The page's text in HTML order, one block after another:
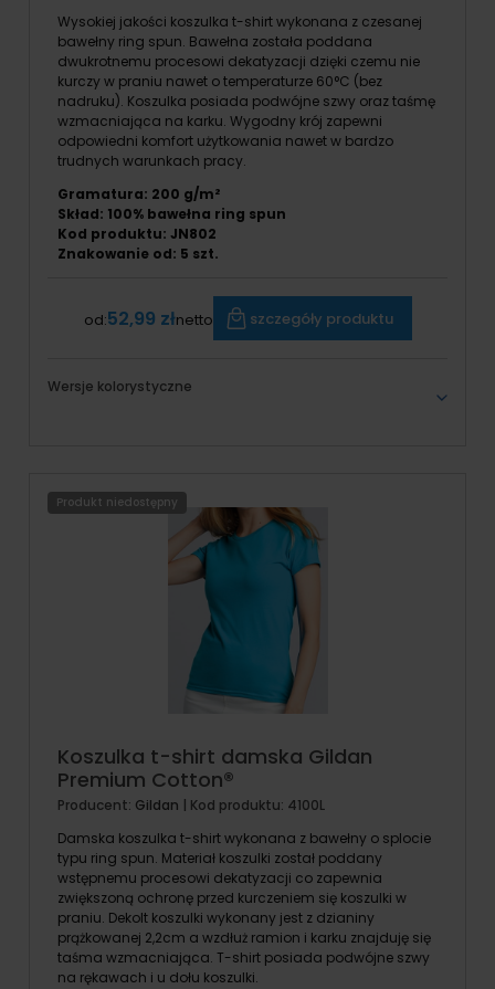
Wysokiej jakości koszulka t-shirt wykonana z czesanej
bawełny ring spun. Bawełna została poddana
dwukrotnemu procesowi dekatyzacji dzięki czemu nie
kurczy w praniu nawet o temperaturze 60°C (bez
nadruku). Koszulka posiada podwójne szwy oraz taśmę
wzmacniająca na karku. Wygodny krój zapewni
odpowiedni komfort użytkowania nawet w bardzo
trudnych warunkach pracy.
Gramatura: 200 g/m²
Skład: 100% bawełna ring spun
Kod produktu: JN802
Znakowanie od: 5 szt.
od:52,99 złnetto szczegóły produktu
Wersje kolorystyczne
Koszulka t-shirt damska Gildan
Premium Cotton®
Producent: Gildan | Kod produktu: 4100L
Damska koszulka t-shirt wykonana z bawełny o splocie
typu ring spun. Materiał koszulki został poddany
wstępnemu procesowi dekatyzacji co zapewnia
zwiększoną ochronę przed kurczeniem się koszulki w
praniu. Dekolt koszulki wykonany jest z dzianiny
prążkowanej 2,2cm a wzdłuż ramion i karku znajduję się
taśma wzmacniająca. T-shirt posiada podwójne szwy
na rękawach i u dołu koszulki.
Produkt niedostępny